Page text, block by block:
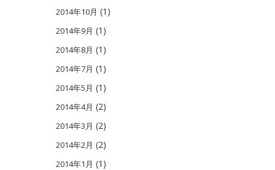
2014年10月 (1)
2014年9月 (1)
2014年8月 (1)
2014年7月 (1)
2014年5月 (1)
2014年4月 (2)
2014年3月 (2)
2014年2月 (2)
2014年1月 (1)